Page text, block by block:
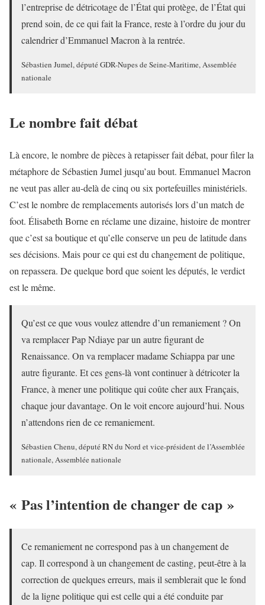
l’entreprise de détricotage de l’État qui protège, de l’État qui
prend soin, de ce qui fait la France, reste à l’ordre du jour du
calendrier d’Emmanuel Macron à la rentrée.
Sébastien Jumel, député GDR-Nupes de Seine-Maritime, Assemblée
nationale
Le nombre fait débat
Là encore, le nombre de pièces à retapisser fait débat, pour filer la
métaphore de Sébastien Jumel jusqu’au bout. Emmanuel Macron
ne veut pas aller au-delà de cinq ou six portefeuilles ministériels.
C’est le nombre de remplacements autorisés lors d’un match de
foot. Élisabeth Borne en réclame une dizaine, histoire de montrer
que c’est sa boutique et qu’elle conserve un peu de latitude dans
ses décisions. Mais pour ce qui est du changement de politique,
on repassera. De quelque bord que soient les députés, le verdict
est le même.
Qu’est ce que vous voulez attendre d’un remaniement ? On
va remplacer Pap Ndiaye par un autre figurant de
Renaissance. On va remplacer madame Schiappa par une
autre figurante. Et ces gens-là vont continuer à détricoter la
France, à mener une politique qui coûte cher aux Français,
chaque jour davantage. On le voit encore aujourd’hui. Nous
n’attendons rien de ce remaniement.
Sébastien Chenu, député RN du Nord et vice-président de l’Assemblée
nationale, Assemblée nationale
« Pas l’intention de changer de cap »
Ce remaniement ne correspond pas à un changement de
cap. Il correspond à un changement de casting, peut-être à la
correction de quelques erreurs, mais il semblerait que le fond
de la ligne politique qui est celle qui a été conduite par